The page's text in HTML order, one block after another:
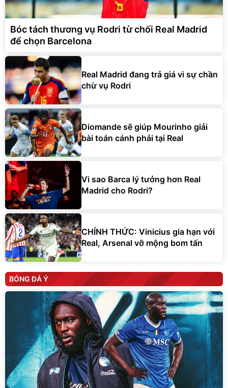
Bóc tách thương vụ Rodri từ chối Real Madrid
để chọn Barcelona
Real Madrid đang trả giá vì sự chần
chừ vụ Rodri
Diomande sẽ giúp Mourinho giải
bài toán cánh phải tại Real
Vì sao Barca lý tưởng hơn Real
Madrid cho Rodri?
CHÍNH THỨC: Vinicius gia hạn với
Real, Arsenal vỡ mộng bom tấn
BÓNG ĐÁ Ý